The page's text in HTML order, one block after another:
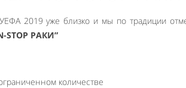
2019 уже близко и мы по традиции
STOP РАКИ”
количестве